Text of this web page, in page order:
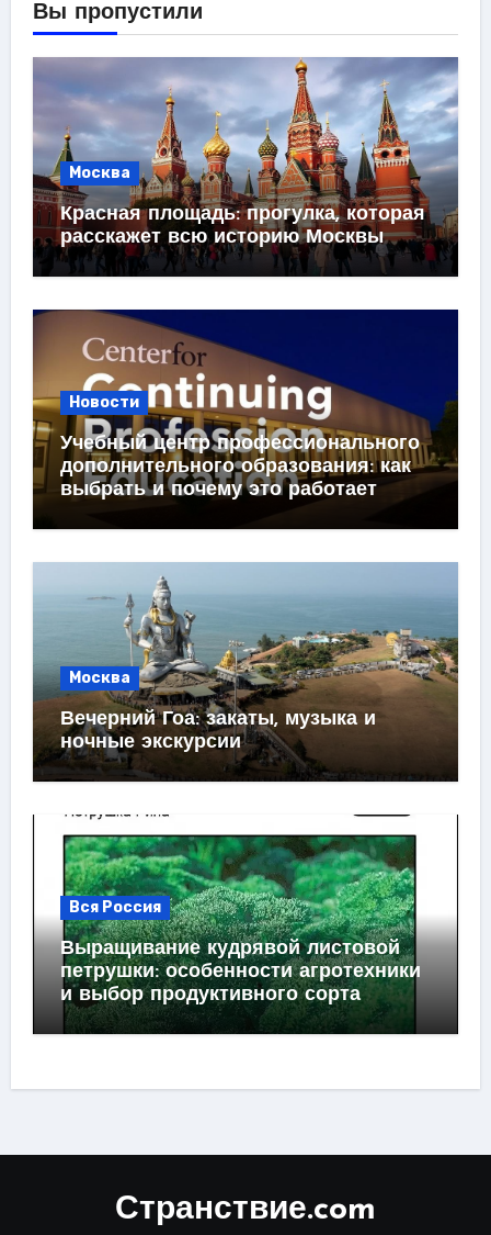
Вы пропустили
Москва
Красная площадь: прогулка, которая
расскажет всю историю Москвы
Новости
Учебный центр профессионального
дополнительного образования: как
выбрать и почему это работает
Москва
Вечерний Гоа: закаты, музыка и
ночные экскурсии
Вся Россия
Выращивание кудрявой листовой
петрушки: особенности агротехники
и выбор продуктивного сорта
Странствие.com